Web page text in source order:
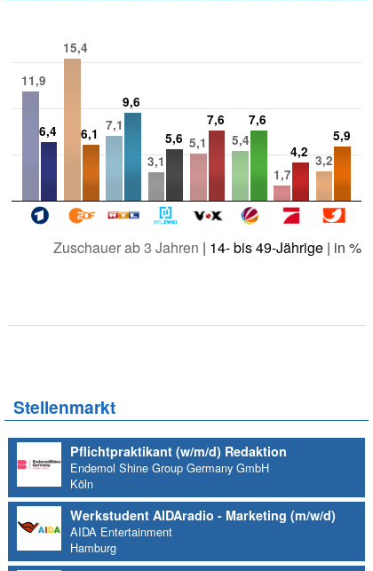
11,9
15,4
7,1
3,1
5,1 5,4
1,7
3,2
6,4 6,1
9,6
5,6
7,6
7,6
4,2
5,9
Zuschauer ab 3 Jahren | 14- bis 49-Jährige| in %
Stellenmarkt
Pflichtpraktikant (w/m/d) Redaktion
Endemol Shine Group Germany GmbH
Köln
Werkstudent AIDAradio - Marketing (m/w/d)
AIDA Entertainment
Hamburg